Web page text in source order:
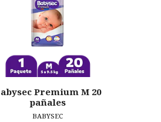
Premium M 20
pañales
BABYSEC